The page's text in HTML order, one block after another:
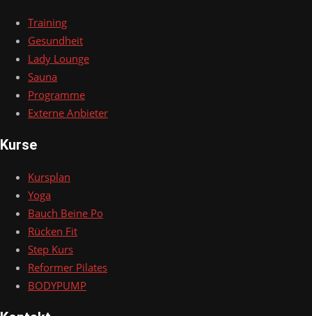
Training
Gesundheit
Lady Lounge
Sauna
Programme
Externe Anbieter
Kurse
Kursplan
Yoga
Bauch Beine Po
Rücken Fit
Step Kurs
Reformer Pilates
BODYPUMP